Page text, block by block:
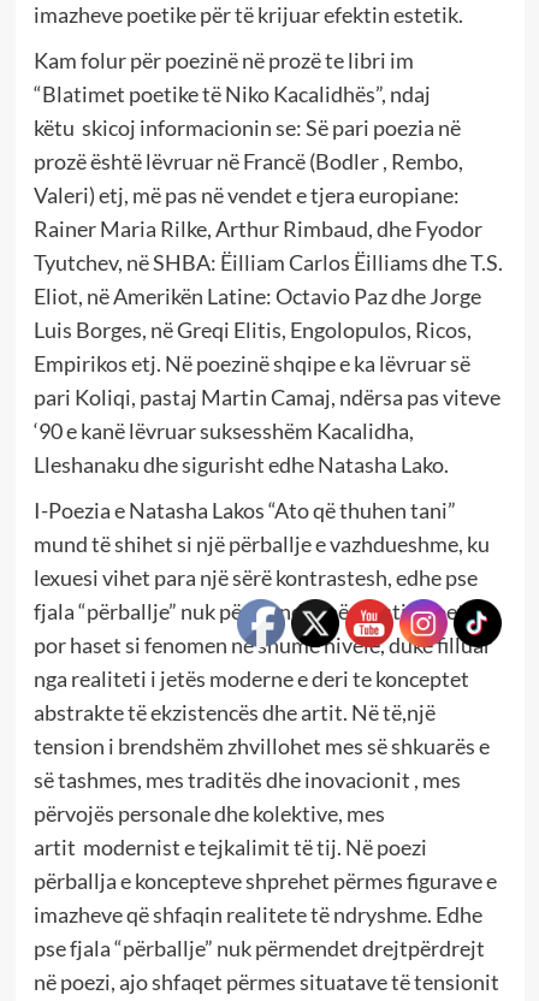
imazheve poetike për të krijuar efektin estetik.
Kam folur për poezinë në prozë te libri im
“Blatimet poetike të Niko Kacalidhës”, ndaj
këtu skicoj informacionin se: Së pari poezia në
prozë është lëvruar në Francë (Bodler , Rembo,
Valeri) etj, më pas në vendet e tjera europiane:
Rainer Maria Rilke, Arthur Rimbaud, dhe Fyodor
Tyutchev, në SHBA: Ëilliam Carlos Ëilliams dhe T.S.
Eliot, në Amerikën Latine: Octavio Paz dhe Jorge
Luis Borges, në Greqi Elitis, Engolopulos, Ricos,
Empirikos etj. Në poezinë shqipe e ka lëvruar së
pari Koliqi, pastaj Martin Camaj, ndërsa pas viteve
‘90 e kanë lëvruar suksesshëm Kacalidha,
Lleshanaku dhe sigurisht edhe Natasha Lako.
I-Poezia e Natasha Lakos “Ato që thuhen tani”
mund të shihet si një përballje e vazhdueshme, ku
lexuesi vihet para një sërë kontrastesh, edhe pse
fjala “përballje” nuk përmendet në tekstin poetik,
por haset si fenomen në shumë nivele, duke filluar
nga realiteti i jetës moderne e deri te konceptet
abstrakte të ekzistencës dhe artit. Në të,një
tension i brendshëm zhvillohet mes së shkuarës e
së tashmes, mes traditës dhe inovacionit , mes
përvojës personale dhe kolektive, mes
artit modernist e tejkalimit të tij. Në poezi
përballja e koncepteve shprehet përmes figurave e
imazheve që shfaqin realitete të ndryshme. Edhe
pse fjala “përballje” nuk përmendet drejtpërdrejt
në poezi, ajo shfaqet përmes situatave të tensionit